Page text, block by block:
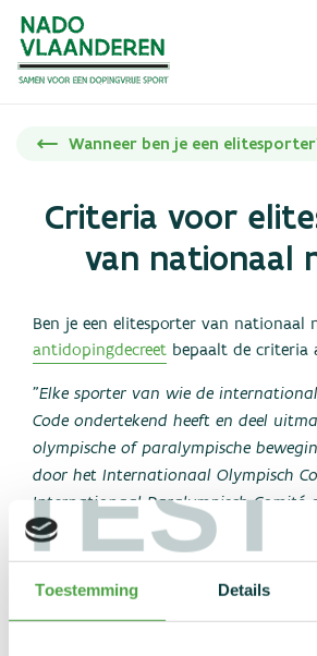
TEST
Toestemming Details
Wat mag niet?
Dopingcontrole
FAQ
Regelgeving
Statistieken
Links
Contact
Wanneer ben je een
Criteria voor
van nationaal
Ben je een elitesporter van nationaal
antidopingdecreet bepaalt de criteria
"Elke sporter van wie de
Code ondertekend heeft en deel
olympische of paralympische
door het Internationaal Olympisch
Internationaal Paralympisch Comité
Global Association of
(GAISF), die geen elitesporter van
is, en die aan een of meer van de